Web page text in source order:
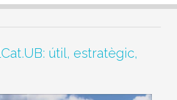
útil, estratègic,